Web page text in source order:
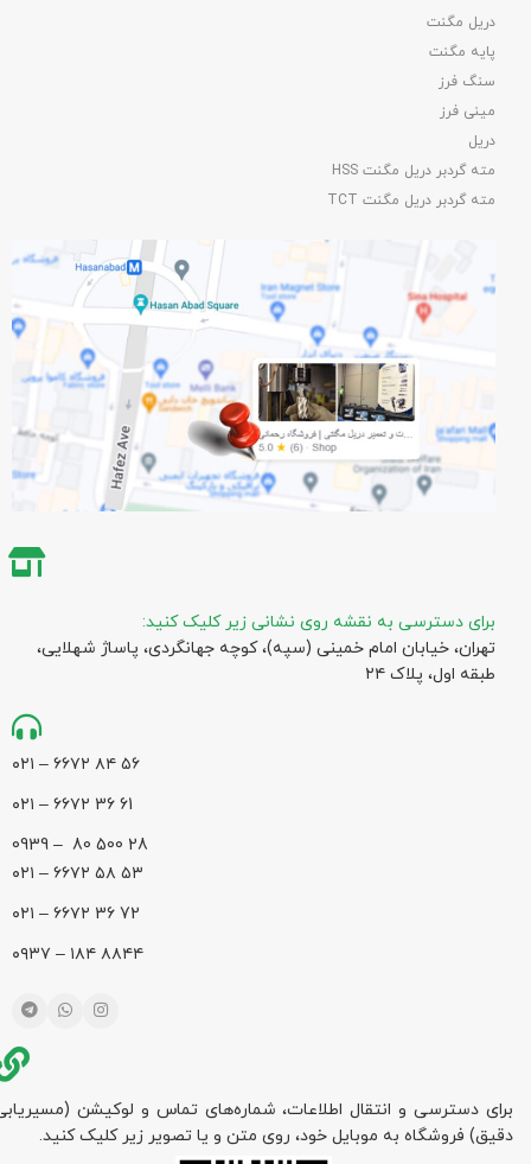
دریل مگنت
پایه مگنت
سنگ فرز
مینی فرز
دریل
مته گردبر دریل مگنت HSS
مته گردبر دریل مگنت TCT
برای دسترسی به نقشه روی نشانی زیر کلیک کنید:
تهران، خیابان امام خمینی (سپه)، کوچه جهانگردی،‌ پاساژ شهلایی،
طبقه اول، پلاک ۲۴
۵۶ ۸۴ ۶۶۷۲ – ۰۲۱
61 36 ۶۶۷۲ – ۰۲۱
28 500 80 – 0939
۵۳ ۵۸ ۶۶۷۲ – ۰۲۱
72 36 ۶۶۷۲ – ۰۲۱
۸۸۴۴ ۱۸۴ – ۰۹۳۷
برای دسترسی و انتقال اطلاعات، شماره‌های تماس و لوکیشن
دقیق) فروشگاه به موبایل خود، روی متن و یا تصویر زیر کلیک کنید.